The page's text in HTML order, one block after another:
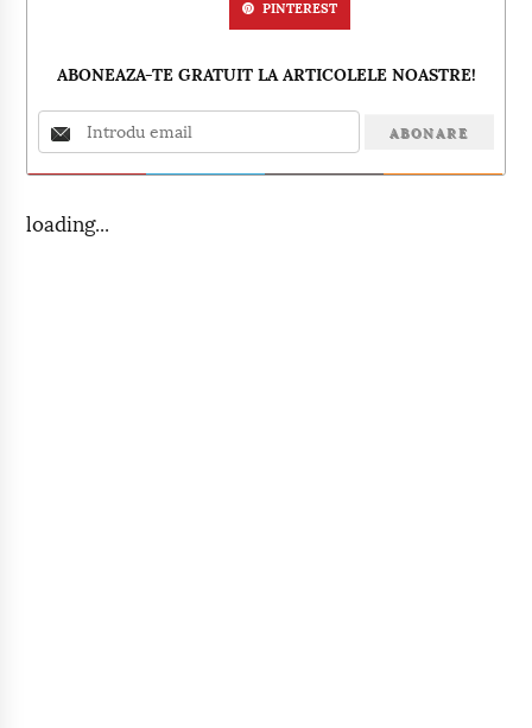
PINTEREST
ABONEAZA-TE GRATUIT LA ARTICOLELE NOASTRE!
loading...